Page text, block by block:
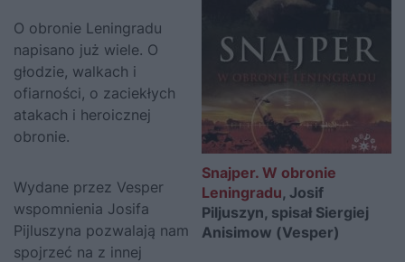
Snajper. W obronie
Leningradu, Josif
Piljuszyn, spisał Siergiej
Anisimow (Vesper)
O obronie Leningradu
napisano już wiele. O
głodzie, walkach i
ofiarności, o zaciekłych
atakach i heroicznej
obronie.
Wydane przez Vesper
wspomnienia Josifa
Pijluszyna pozwalają nam
spojrzeć na z innej